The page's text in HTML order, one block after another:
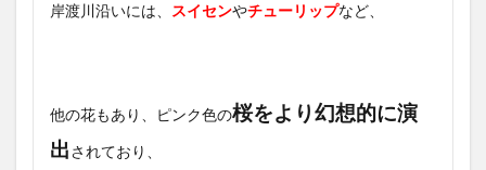
岸渡川沿いには、 スイセンやチューリップなど、
他の花もあり、ピンク色の桜をより幻想的に演
出されており、